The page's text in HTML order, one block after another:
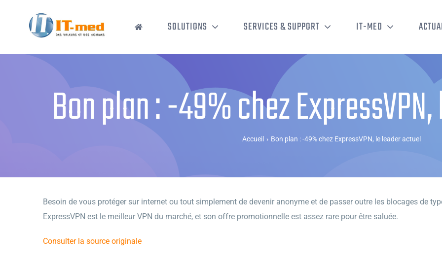
SOLUTIONS SERVICES & SUPPORT IT-MED
Bon plan : -49% chez
Accueil › Bon plan : -49% chez ExpressVPN, le leader actuel
Besoin de vous protéger sur internet ou tout simplement de devenir anonyme et de passer outre les blocages de
ExpressVPN est le meilleur VPN du marché, et son offre promotionnelle est assez rare pour être saluée.
Consulter la source originale